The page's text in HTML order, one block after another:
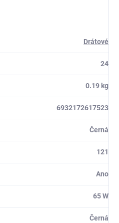
Drátové
24
0.19 kg
6932172617523
Černá
121
Ano
65 W
Černá